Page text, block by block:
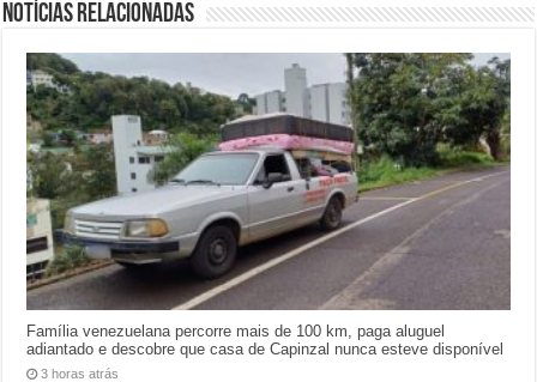
Notícias relacionadas
Família venezuelana percorre mais de 100 km, paga aluguel
adiantado e descobre que casa de Capinzal nunca esteve disponível
3 horas atrás